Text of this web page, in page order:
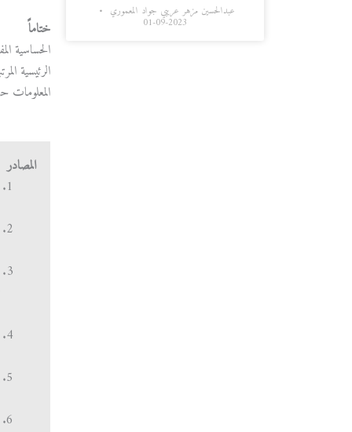
عبدالحسين مزهر عريبي جواد المعموري
2023-09-01
ختاماً
الرئيسية
المعلومات
المصادر